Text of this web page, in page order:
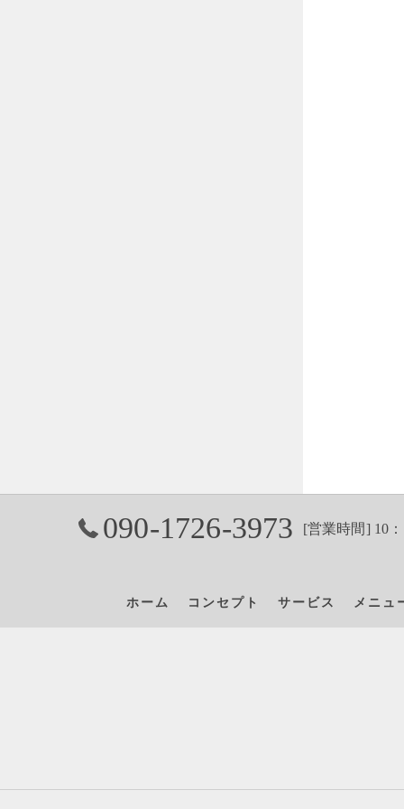
090-1726-3973 [営業時間] 10
ホーム コンセプト サービス メニュ